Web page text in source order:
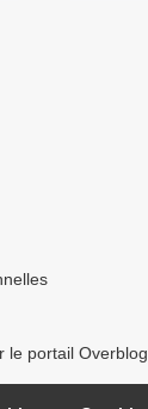
le portail Overblog